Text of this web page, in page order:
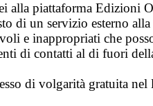
alla piattaforma Edizioni
di un servizio esterno
e inappropriati che
di contatti al di fuori
di volgarità gratuita